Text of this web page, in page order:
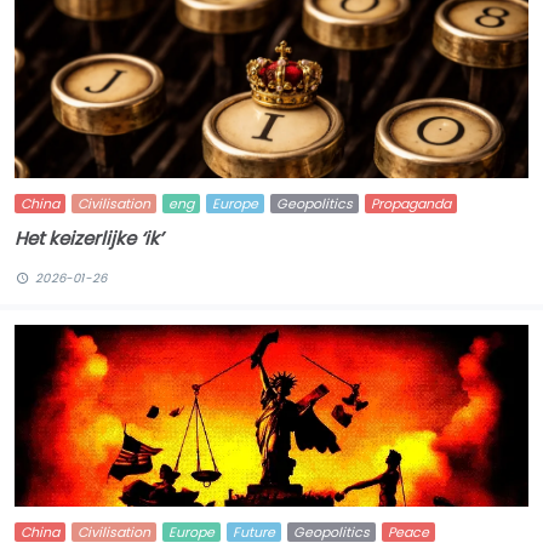
China Civilisation eng Europe Geopolitics Propaganda
Het keizerlijke ‘ik’
2026-01-26
China Civilisation Europe Future Geopolitics
Peace